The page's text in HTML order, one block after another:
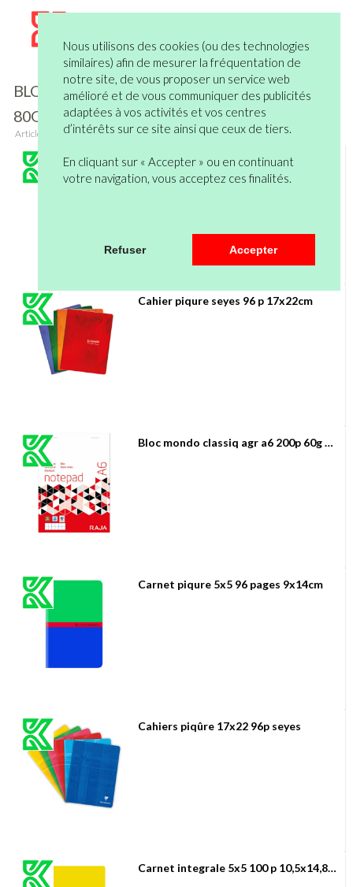
Nous utilisons des cookies (ou des technologies
similaires) afin de mesurer la fréquentation de
notre site, de vous proposer un service web
amélioré et de vous communiquer des publicités
adaptées à vos activités et vos centres
d’intérêts sur ce site ainsi que ceux de tiers.
En cliquant sur « Accepter » ou en continuant
votre navigation, vous acceptez ces finalités.
Refuser Accepter
BLOCS BUREAU
80G et 90G
Filtre
Articles 20 sur un total de 62
Cahier piq brouil 17x22 96p seyes
Cahier piqure seyes 96 p 17x22cm
Bloc mondo classiq agr a6 200p 60g q5/5
Carnet piqure 5x5 96 pages 9x14cm
Cahiers piqûre 17x22 96p seyes
Carnet integrale 5x5 100 p 10,5x14,8cm